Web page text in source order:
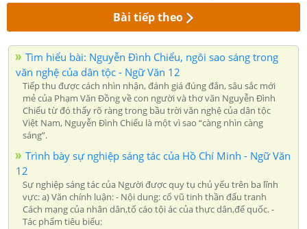
Bài tiếp theo
Tìm hiểu bài: Nguyễn Đình Chiểu, ngôi sao sáng trong
văn nghệ của dân tộc - Ngữ Văn 12
Tiếp thu được cách nhìn nhận, đánh giá đúng đắn, sâu sắc mới
mẻ của Phạm Văn Đồng về con người và thơ văn Nguyễn Đình
Chiểu từ đó thấy rõ ràng trong bầu trời văn nghệ của dân tộc
Việt Nam, Nguyễn Đình Chiểu là một vì sao “càng nhìn càng
sáng”.
Trình bày sự nghiệp sáng tác của Hồ Chí Minh - Ngữ Văn
12
Sự nghiệp sáng tác của Người được quy tụ chủ yếu trên ba lĩnh
vực: a) Văn chính luận: - Nội dung: cổ vũ tinh thần đấu tranh
Cách mạng của nhân dân,tố cáo tội ác của thực dân,đế quốc. -
Tác phẩm tiêu biểu: